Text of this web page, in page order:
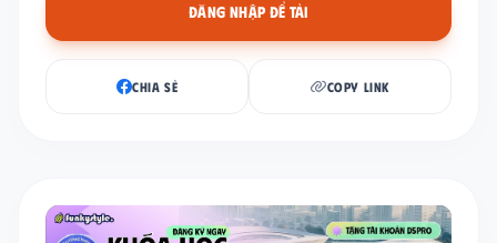
ĐĂNG NHẬP ĐỂ TẢI
CHIA SẺ COPY LINK